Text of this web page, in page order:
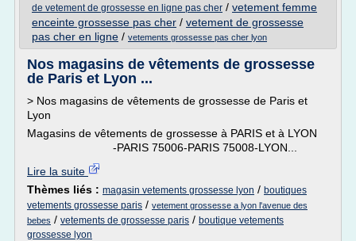
de vetement de grossesse en ligne pas cher / vetement femme
enceinte grossesse pas cher / vetement de grossesse
pas cher en ligne / vetements grossesse pas cher lyon
Nos magasins de vêtements de grossesse
de Paris et Lyon ...
> Nos magasins de vêtements de grossesse de Paris et
Lyon
Magasins de vêtements de grossesse à PARIS et à LYON
-PARIS 75006-PARIS 75008-LYON...
Lire la suite
Thèmes liés : magasin vetements grossesse lyon / boutiques
vetements grossesse paris / vetement grossesse a lyon l'avenue des
bebes / vetements de grossesse paris / boutique vetements
grossesse lyon